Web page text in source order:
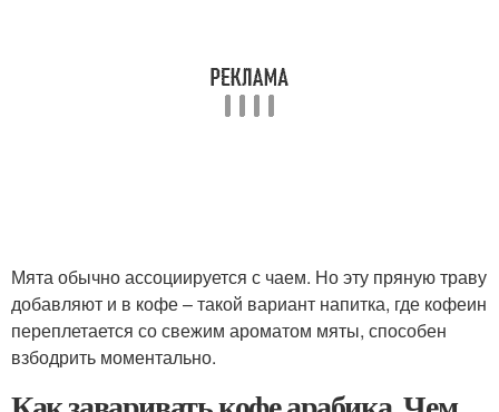
Мята обычно ассоциируется с чаем. Но эту пряную траву
добавляют и в кофе – такой вариант напитка, где кофеин
переплетается со свежим ароматом мяты, способен
взбодрить моментально.